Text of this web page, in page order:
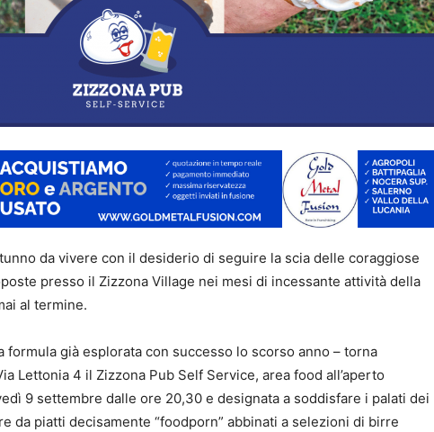
da vivere con il desiderio di seguire la scia delle coraggiose
presso il Zizzona Village nei mesi di incessante attività della
al termine.
formula già esplorata con successo lo scorso anno – torna
Lettonia 4 il Zizzona Pub Self Service, area food all’aperto
9 settembre dalle ore 20,30 e designata a soddisfare i palati dei
da piatti decisamente “foodporn” abbinati a selezioni di birre